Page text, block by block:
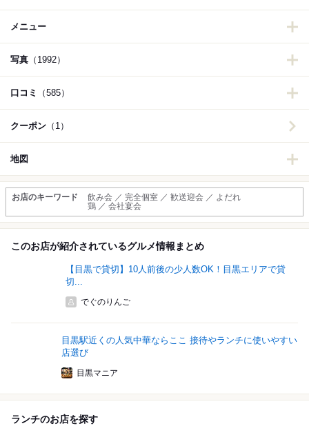
メニュー
写真 （1992）
口コミ （585）
クーポン （1）
地図
お店のキーワード
飲み会 ／ 完全個室 ／ 歓送迎会 ／ よだれ
鶏 ／ 会社宴会
このお店が紹介されているグルメ情報まとめ
【目黒で貸切】10人前後の少人数OK！目黒エリアで貸
切...
でぐのりんご
目黒駅近くの人気中華ならここ 接待やランチに使いやすい
店選び
目黒マニア
ランチのお店を探す